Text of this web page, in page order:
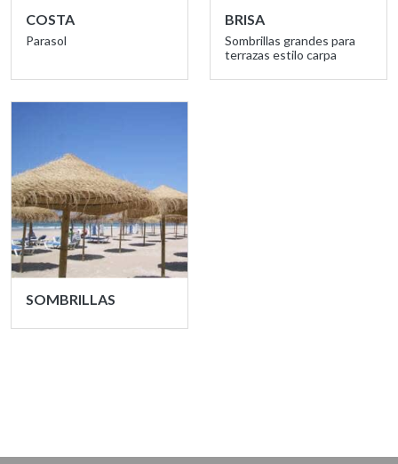
COSTA
Parasol
BRISA
Sombrillas grandes para
terrazas estilo carpa
SOMBRILLAS